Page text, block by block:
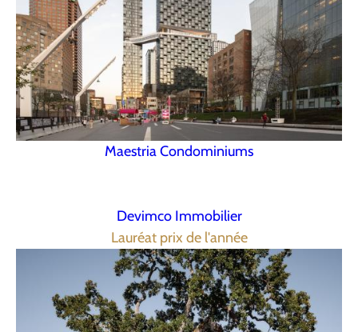
Maestria Condominiums
Devimco Immobilier
Lauréat prix de l'année